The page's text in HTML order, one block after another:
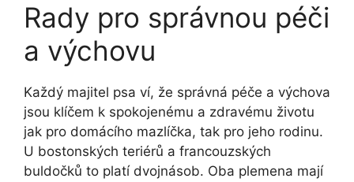
Rady pro správnou péči
a výchovu
Každý majitel psa ví, že správná péče a výchova
jsou klíčem k spokojenému a zdravému​ životu
jak ‍pro domácího mazlíčka, tak pro jeho rodinu.
U bostonských teriérů a francouzských
buldočků to platí dvojnásob. Oba plemena mají